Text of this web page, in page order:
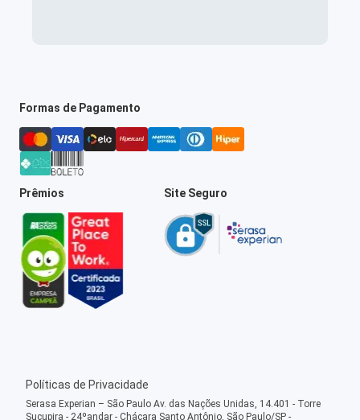
Formas de Pagamento
Prêmios Site Seguro
Políticas de Privacidade
Serasa Experian – São Paulo Av. das Nações Unidas, 14.401 - Torre
Sucupira - 24ºandar - Chácara Santo Antônio, São Paulo/SP -